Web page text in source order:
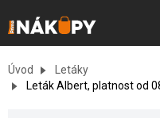
Úvod
Letáky
Leták Albert, platnost od